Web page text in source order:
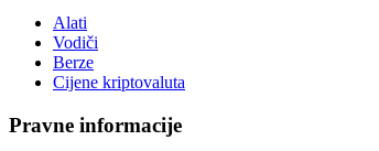
Alati
Vodiči
Berze
Cijene kriptovaluta
Pravne informacije